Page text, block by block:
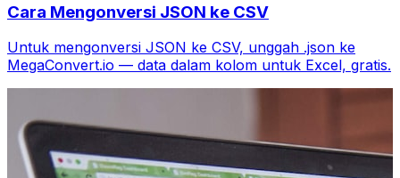
Cara Mengonversi JSON ke CSV
Untuk mengonversi JSON ke CSV, unggah .json ke
MegaConvert.io — data dalam kolom untuk Excel, gratis.